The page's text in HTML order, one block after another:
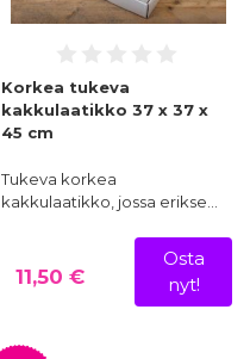
Korkea tukeva
kakkulaatikko 37 x 37 x
45 cm
Tukeva korkea
kakkulaatikko, jossa erikse…
11,50 €
Osta
nyt!